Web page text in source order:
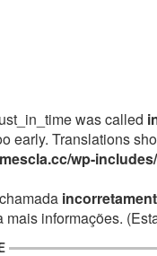
was called
early. Translations
wp-
mais informações.